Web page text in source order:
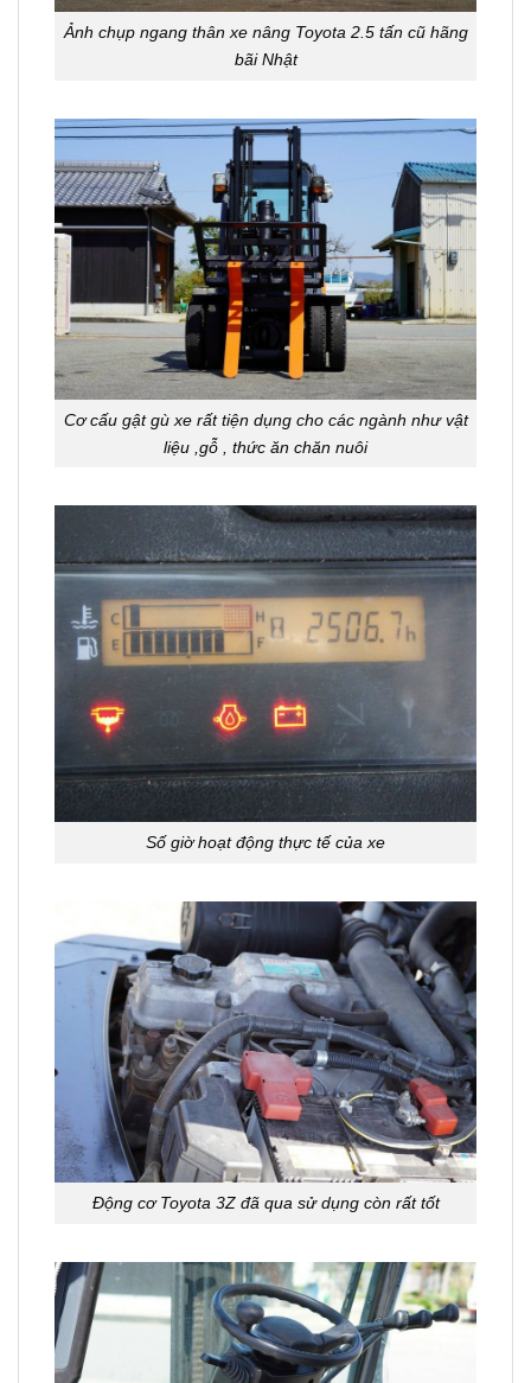
Ảnh chụp ngang thân xe nâng Toyota 2.5 tấn cũ hãng
bãi Nhật
Cơ cấu gật gù xe rất tiện dụng cho các ngành như vật
liệu ,gỗ , thức ăn chăn nuôi
Số giờ hoạt động thực tế của xe
Động cơ Toyota 3Z đã qua sử dụng còn rất tốt